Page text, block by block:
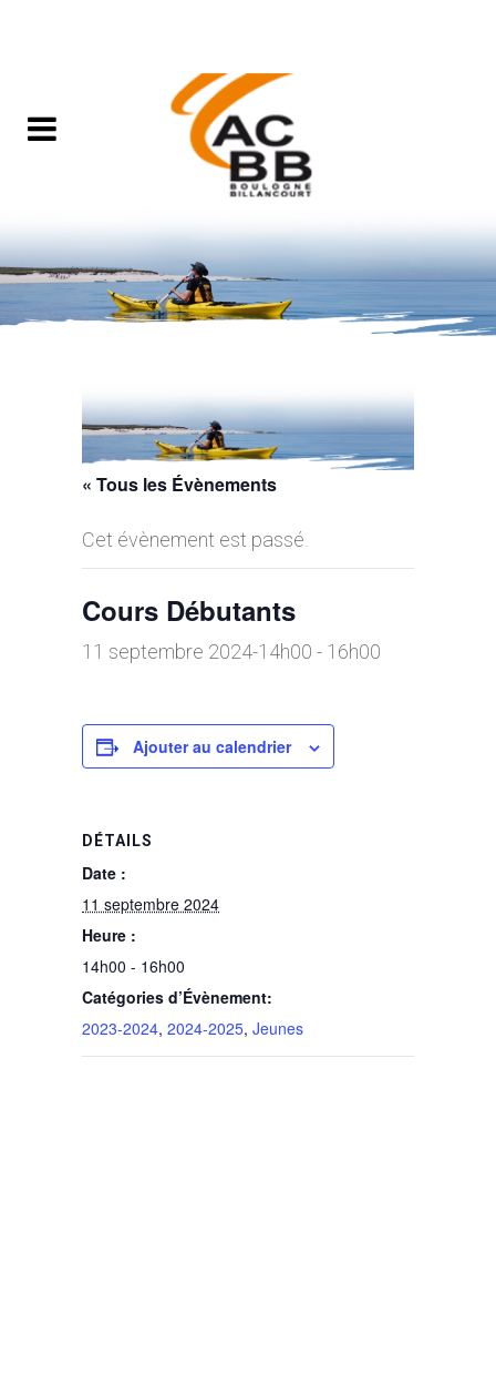
« Tous les Évènements
Cet évènement est passé.
Cours Débutants
11 septembre 2024-14h00 - 16h00
Ajouter au calendrier
DÉTAILS
Date :
11 septembre 2024
Heure :
14h00 - 16h00
Catégories d’Évènement:
2023-2024, 2024-2025, Jeunes